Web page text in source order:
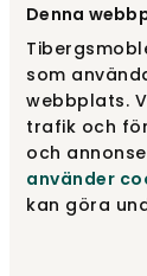
Denna
som
webbplats.
trafik och
och
använder
kan göra
Vælg stof539